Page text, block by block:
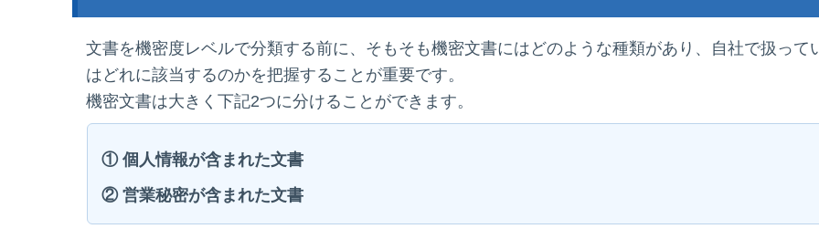
文書を機密度レベルで分類する前に、そもそも機密文書にはどのような種類があり、自社で扱って
はどれに該当するのかを把握することが重要です。
機密文書は大きく下記2つに分けることができます。
① 個人情報が含まれた文書
② 営業秘密が含まれた文書